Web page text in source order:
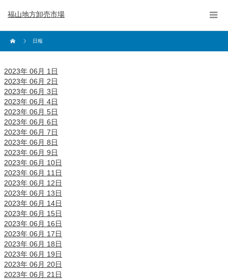
福山地方卸売市場
日報
2023年 06月 1日
2023年 06月 2日
2023年 06月 3日
2023年 06月 4日
2023年 06月 5日
2023年 06月 6日
2023年 06月 7日
2023年 06月 8日
2023年 06月 9日
2023年 06月 10日
2023年 06月 11日
2023年 06月 12日
2023年 06月 13日
2023年 06月 14日
2023年 06月 15日
2023年 06月 16日
2023年 06月 17日
2023年 06月 18日
2023年 06月 19日
2023年 06月 20日
2023年 06月 21日